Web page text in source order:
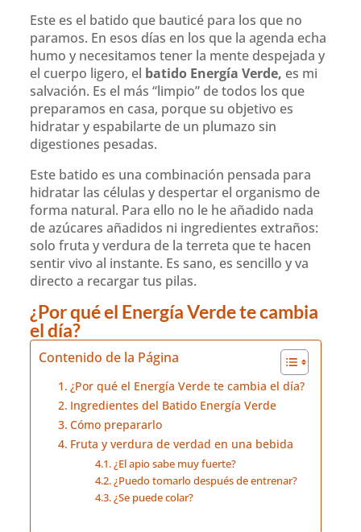
Este es el batido que bauticé para los que no
paramos. En esos días en los que la agenda echa
humo y necesitamos tener la mente despejada y
el cuerpo ligero, el batido Energía Verde, es mi
salvación. Es el más “limpio” de todos los que
preparamos en casa, porque su objetivo es
hidratar y espabilarte de un plumazo sin
digestiones pesadas.
Este batido es una combinación pensada para
hidratar las células y despertar el organismo de
forma natural. Para ello no le he añadido nada
de azúcares añadidos ni ingredientes extraños:
solo fruta y verdura de la terreta que te hacen
sentir vivo al instante. Es sano, es sencillo y va
directo a recargar tus pilas.
¿Por qué el Energía Verde te cambia
el día?
Contenido de la Página
¿Por qué el Energía Verde te cambia el día?
Ingredientes del Batido Energía Verde
Cómo prepararlo
Fruta y verdura de verdad en una bebida
¿El apio sabe muy fuerte?
¿Puedo tomarlo después de entrenar?
¿Se puede colar?